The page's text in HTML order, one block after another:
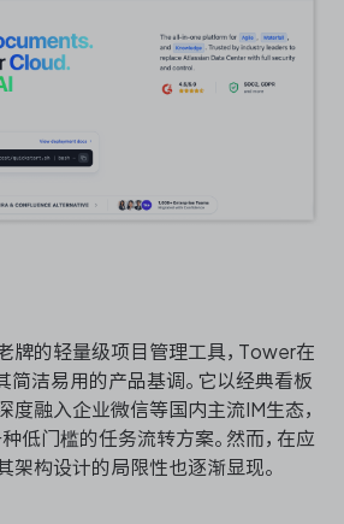
牌的轻量级项目管理工具，Tower在
洁易用的产品基调。它以经典看板
度融入企业微信等国内主流IM生态，
低门槛的任务流转方案。然而，在应
架构设计的局限性也逐渐显现。